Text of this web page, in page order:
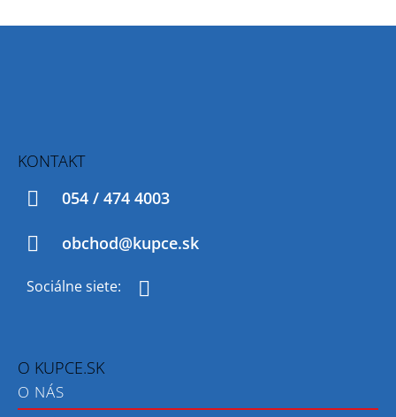
O
D
O
Ú
M
W
POLSCE
POLUDNIOWO
-
KONTAKT
054 / 474 4003
obchod@kupce.sk
O KUPCE.SK
O NÁS